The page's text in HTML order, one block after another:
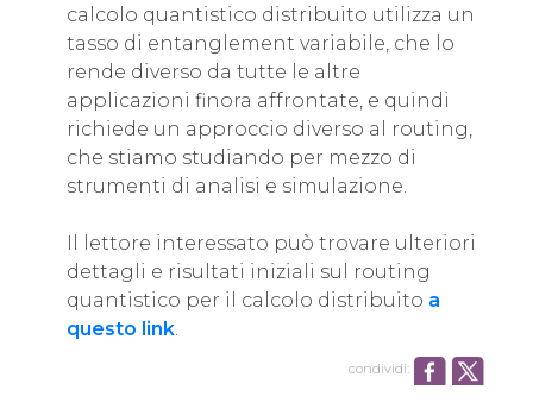
calcolo quantistico distribuito utilizza un
tasso di entanglement variabile, che lo
rende diverso da tutte le altre
applicazioni finora affrontate, e quindi
richiede un approccio diverso al routing,
che stiamo studiando per mezzo di
strumenti di analisi e simulazione.
Il lettore interessato può trovare ulteriori
dettagli e risultati iniziali sul routing
quantistico per il calcolo distribuito a
questo link.
condividi: